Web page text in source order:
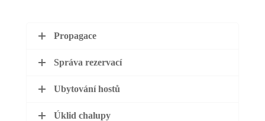
Propagace
Správa rezervací
Ubytování hostů
Úklid chalupy